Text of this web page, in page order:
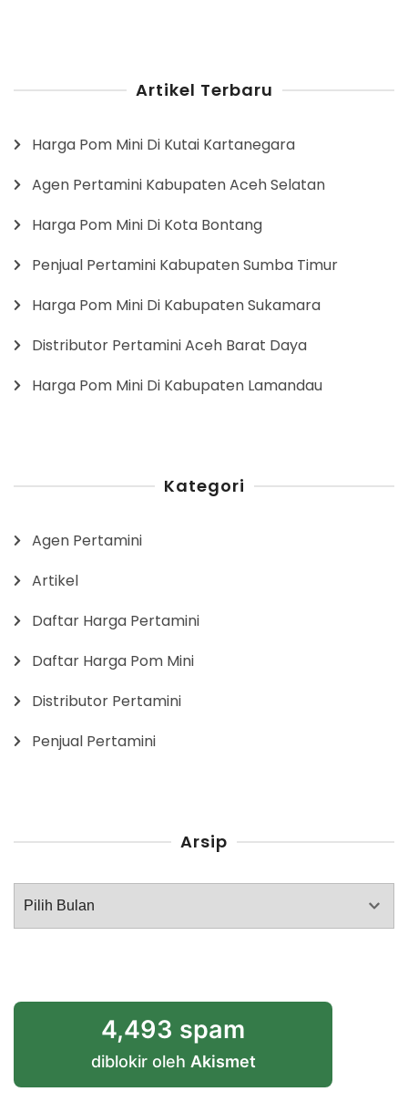
Artikel Terbaru
Harga Pom Mini Di Kutai Kartanegara
Agen Pertamini Kabupaten Aceh Selatan
Harga Pom Mini Di Kota Bontang
Penjual Pertamini Kabupaten Sumba Timur
Harga Pom Mini Di Kabupaten Sukamara
Distributor Pertamini Aceh Barat Daya
Harga Pom Mini Di Kabupaten Lamandau
Kategori
Agen Pertamini
Artikel
Daftar Harga Pertamini
Daftar Harga Pom Mini
Distributor Pertamini
Penjual Pertamini
Arsip
Arsip
4,493 spam
diblokir oleh Akismet